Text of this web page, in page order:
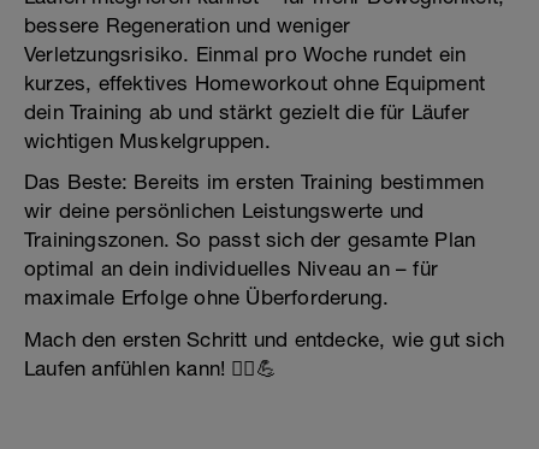
bessere Regeneration und weniger
Verletzungsrisiko. Einmal pro Woche rundet ein
kurzes, effektives Homeworkout ohne Equipment
dein Training ab und stärkt gezielt die für Läufer
wichtigen Muskelgruppen.
Das Beste: Bereits im ersten Training bestimmen
wir deine persönlichen Leistungswerte und
Trainingszonen. So passt sich der gesamte Plan
optimal an dein individuelles Niveau an – für
maximale Erfolge ohne Überforderung.
Mach den ersten Schritt und entdecke, wie gut sich
Laufen anfühlen kann! 🏃‍♂️💪